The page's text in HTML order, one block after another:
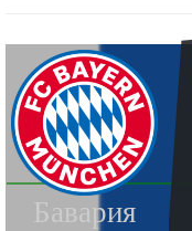
Бавария